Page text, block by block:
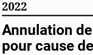
2022
Annulation
pour cause